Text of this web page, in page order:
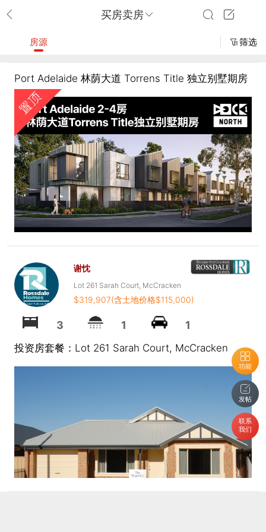
买房卖房
功能
发帖
联系
我们
房源 筛选
Port Adelaide 林荫大道 Torrens Title 独立别墅期房
谢忱
Lot 261 Sarah Court, McCracken
$319,907(含土地价格$115,000)
3 1 1
投资房套餐：Lot 261 Sarah Court, McCracken